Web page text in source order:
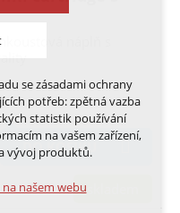
náplň s
DO KOŠÍKU
případná
vyhodnocení
se zásadami ochrany
potřeb: zpětná vazba
statistik používání
na vašem zařízení,
vývoj produktů.
našem webu